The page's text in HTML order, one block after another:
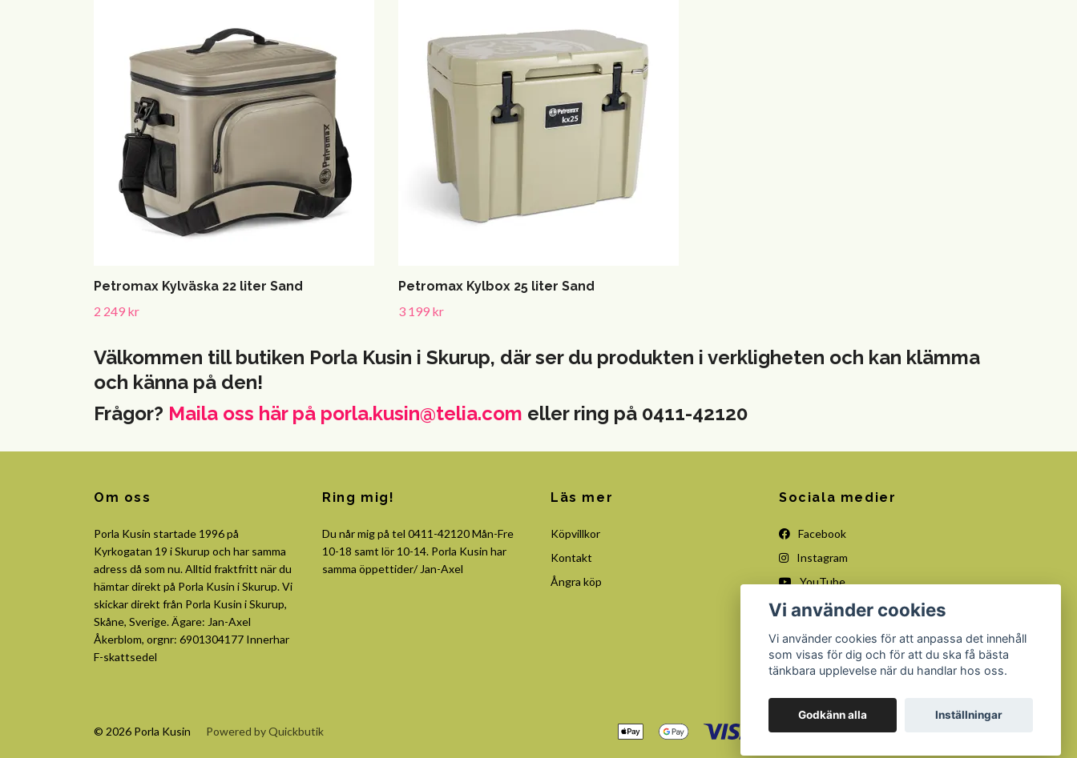
Petromax Kylväska 22 liter Sand
2 249 kr
Petromax Kylbox 25 liter Sand
3 199 kr
Välkommen till butiken Porla Kusin i Skurup, där ser du produkten i verkligheten och kan klämma
och känna på den!
Frågor? Maila oss här på porla.kusin@telia.com eller ring på 0411-42120
Om oss
Porla Kusin startade 1996 på
Kyrkogatan 19 i Skurup och har samma
adress då som nu. Alltid fraktfritt när du
hämtar direkt på Porla Kusin i Skurup. Vi
skickar direkt från Porla Kusin i Skurup,
Skåne, Sverige. Ägare: Jan-Axel
Åkerblom, orgnr: 6901304177 Innerhar
F-skattsedel
Ring mig!
Du når mig på tel 0411-42120 Mån-Fre
10-18 samt lör 10-14. Porla Kusin har
samma öppettider/ Jan-Axel
Läs mer
Köpvillkor
Kontakt
Ångra köp
Sociala medier
Facebook
Instagram
YouTube
© 2026 Porla Kusin Powered by Quickbutik
Vi använder cookies
Vi använder cookies för att anpassa det innehåll
som visas för dig och för att du ska få bästa
tänkbara upplevelse när du handlar hos oss.
Godkänn alla Inställningar